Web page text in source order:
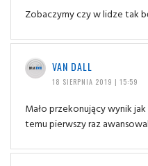
Zobaczymy czy w lidze tak
VAN DALL
18 SIERPNIA 2019 | 15:59
Mało przekonujący wynik
temu pierwszy raz